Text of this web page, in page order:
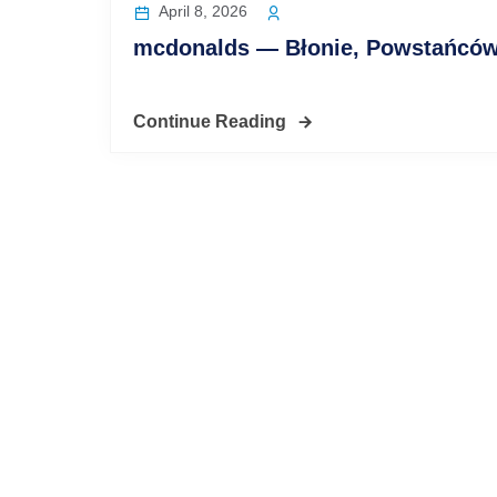
April 8, 2026
mcdonalds — Błonie,
Continue Reading